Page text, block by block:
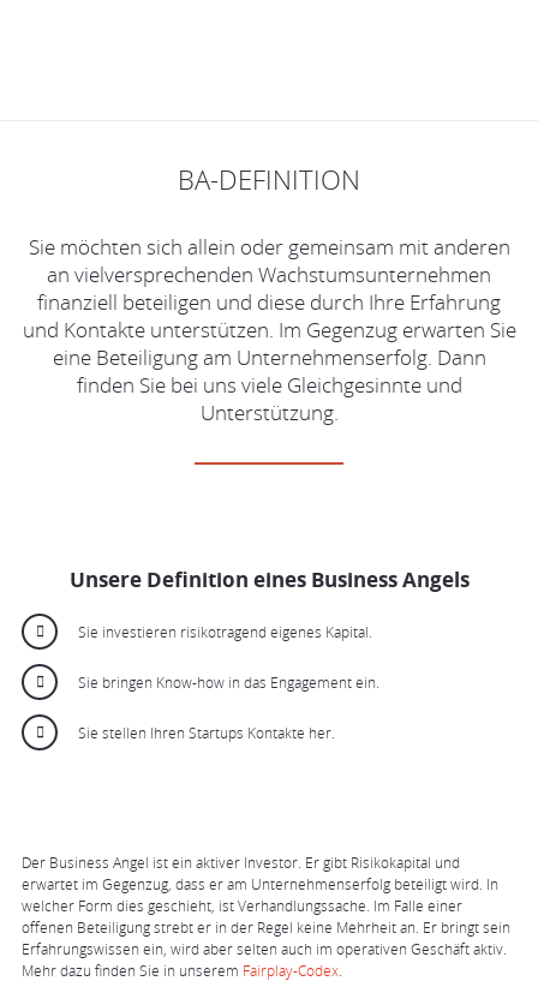
BA-DEFINITION
Sie möchten sich allein oder gemeinsam mit anderen
an vielversprechenden Wachstumsunternehmen
finanziell beteiligen und diese durch Ihre Erfahrung
und Kontakte unterstützen. Im Gegenzug erwarten Sie
eine Beteiligung am Unternehmenserfolg. Dann
finden Sie bei uns viele Gleichgesinnte und
Unterstützung.
Unsere Definition eines Business Angels
Sie investieren risikotragend eigenes Kapital.
Sie bringen Know-how in das Engagement ein.
Sie stellen Ihren Startups Kontakte her.
Der Business Angel ist ein aktiver Investor. Er gibt Risikokapital und
erwartet im Gegenzug, dass er am Unternehmenserfolg beteiligt wird. In
welcher Form dies geschieht, ist Verhandlungssache. Im Falle einer
offenen Beteiligung strebt er in der Regel keine Mehrheit an. Er bringt sein
Erfahrungswissen ein, wird aber selten auch im operativen Geschäft aktiv.
Mehr dazu finden Sie in unserem Fairplay-Codex